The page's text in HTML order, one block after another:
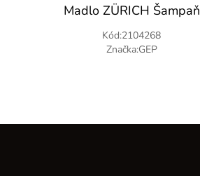
Madlo ZÜRICH Šampaň
Kód:2104268
Značka:GEP